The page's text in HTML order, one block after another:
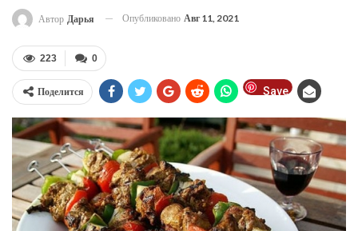
Автор Дарья Опубликовано Авг 11, 2021
0
223
Поделится Save